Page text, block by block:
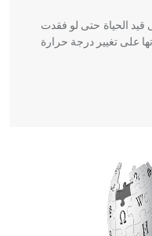
قيد الحياة حتى لو فقدت
على تغيير درجة حرارة
في جروح الرأس. ويعود